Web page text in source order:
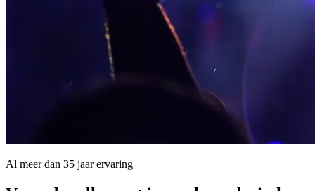
Al meer dan 35 jaar ervaring